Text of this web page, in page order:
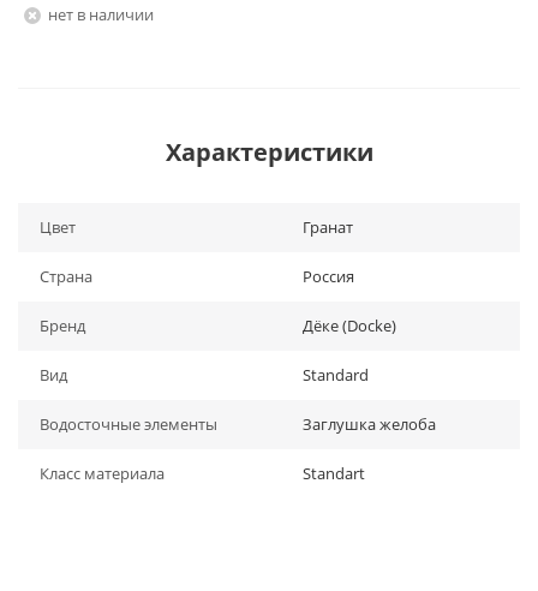
Нет в наличии
Характеристики
Цвет Гранат
Страна Россия
Бренд Дёке (Docke)
Вид Standard
Водосточные элементы Заглушка желоба
Класс материала Standart